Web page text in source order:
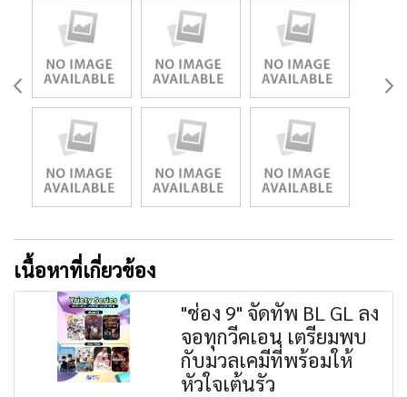
เนื้อหาที่เกี่ยวข้อง
"ช่อง 9" จัดทัพ BL GL ลง
จอทุกวีคเอน เตรียมพบ
กับมวลเคมีที่พร้อมให้
หัวใจเต้นรัว